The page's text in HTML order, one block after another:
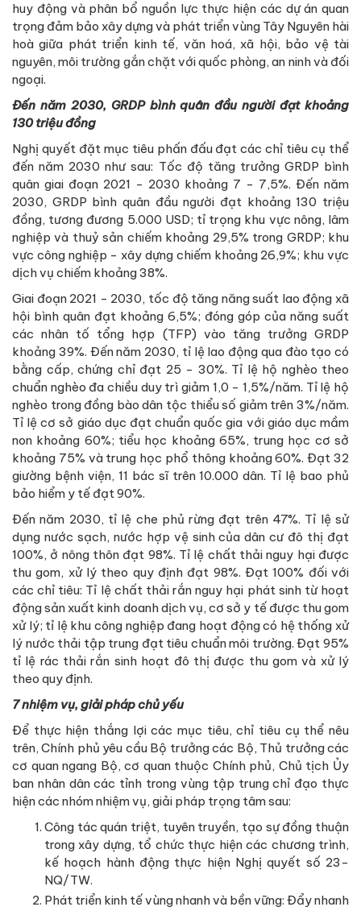
huy động và phân bổ nguồn lực thực hiện các dự án quan
trọng đảm bảo xây dựng và phát triển vùng Tây Nguyên hài
hoà giữa phát triển kinh tế, văn hoá, xã hội, bảo vệ tài
nguyên, môi trường gắn chặt với quốc phòng, an ninh và đối
ngoại.
Đến năm 2030, GRDP bình quân đầu người đạt khoảng
130 triệu đồng
Nghị quyết đặt mục tiêu phấn đấu đạt các chỉ tiêu cụ thể
đến năm 2030 như sau: Tốc độ tăng trưởng GRDP bình
quân giai đoạn 2021 - 2030 khoảng 7 - 7,5%. Đến năm
2030, GRDP bình quân đầu người đạt khoảng 130 triệu
đồng, tương đương 5.000 USD; tỉ trọng khu vực nông, lâm
nghiệp và thuỷ sản chiếm khoảng 29,5% trong GRDP; khu
vực công nghiệp - xây dựng chiếm khoảng 26,9%; khu vực
dịch vụ chiếm khoảng 38%.
Giai đoạn 2021 - 2030, tốc độ tăng năng suất lao động xã
hội bình quân đạt khoảng 6,5%; đóng góp của năng suất
các nhân tố tổng hợp (TFP) vào tăng trưởng GRDP
khoảng 39%. Đến năm 2030, tỉ lệ lao động qua đào tạo có
bằng cấp, chứng chỉ đạt 25 - 30%. Tỉ lệ hộ nghèo theo
chuẩn nghèo đa chiều duy trì giảm 1,0 - 1,5%/năm. Tỉ lệ hộ
nghèo trong đồng bào dân tộc thiểu số giảm trên 3%/năm.
Tỉ lệ cơ sở giáo dục đạt chuẩn quốc gia với giáo dục mầm
non khoảng 60%; tiểu học khoảng 65%, trung học cơ sở
khoảng 75% và trung học phổ thông khoảng 60%. Đạt 32
giường bệnh viện, 11 bác sĩ trên 10.000 dân. Tỉ lệ bao phủ
bảo hiểm y tế đạt 90%.
Đến năm 2030, tỉ lệ che phủ rừng đạt trên 47%. Tỉ lệ sử
dụng nước sạch, nước hợp vệ sinh của dân cư đô thị đạt
100%, ở nông thôn đạt 98%. Tỉ lệ chất thải nguy hại được
thu gom, xử lý theo quy định đạt 98%. Đạt 100% đối với
các chỉ tiêu: Tỉ lệ chất thải rắn nguy hại phát sinh từ hoạt
động sản xuất kinh doanh dịch vụ, cơ sở y tế được thu gom
xử lý; tỉ lệ khu công nghiệp đang hoạt động có hệ thống xử
lý nước thải tập trung đạt tiêu chuẩn môi trường. Đạt 95%
tỉ lệ rác thải rắn sinh hoạt đô thị được thu gom và xử lý
theo quy định.
7 nhiệm vụ, giải pháp chủ yếu
Để thực hiện thắng lợi các mục tiêu, chỉ tiêu cụ thể nêu
trên, Chính phủ yêu cầu Bộ trưởng các Bộ, Thủ trưởng các
cơ quan ngang Bộ, cơ quan thuộc Chính phủ, Chủ tịch Ủy
ban nhân dân các tỉnh trong vùng tập trung chỉ đạo thực
hiện các nhóm nhiệm vụ, giải pháp trọng tâm sau:
Công tác quán triệt, tuyên truyền, tạo sự đồng thuận
trong xây dựng, tổ chức thực hiện các chương trình,
kế hoạch hành động thực hiện Nghị quyết số 23-
NQ/TW.
Phát triển kinh tế vùng nhanh và bền vững: Đẩy nhanh